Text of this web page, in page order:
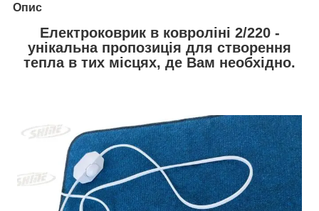
Опис
Електроковрик в ковроліні 2/220 -
унікальна пропозиція для створення
тепла в тих місцях, де Вам необхідно.